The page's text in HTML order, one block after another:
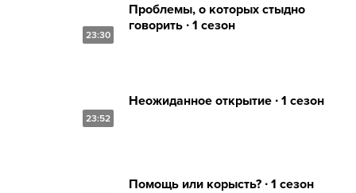
23:30
Проблемы, о которых стыдно
говорить ∙ 1 сезон
23:52
Неожиданное открытие ∙ 1 сезон
Помощь или корысть? ∙ 1 сезон